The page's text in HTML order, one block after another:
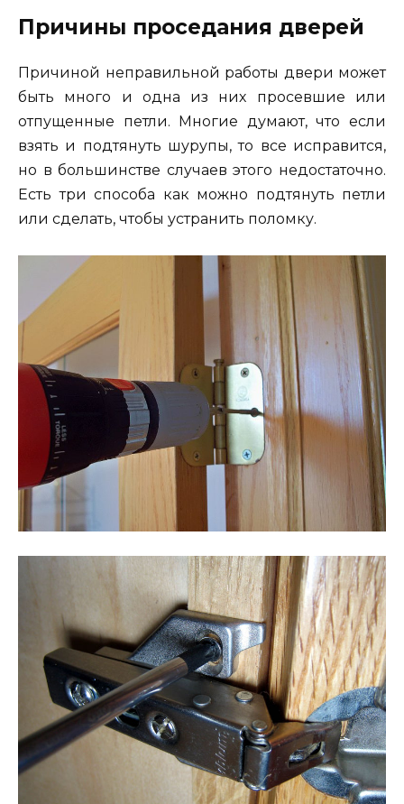
Причины проседания дверей
Причиной неправильной работы двери может
быть много и одна из них просевшие или
отпущенные петли. Многие думают, что если
взять и подтянуть шурупы, то все исправится,
но в большинстве случаев этого недостаточно.
Есть три способа как можно подтянуть петли
или сделать, чтобы устранить поломку.